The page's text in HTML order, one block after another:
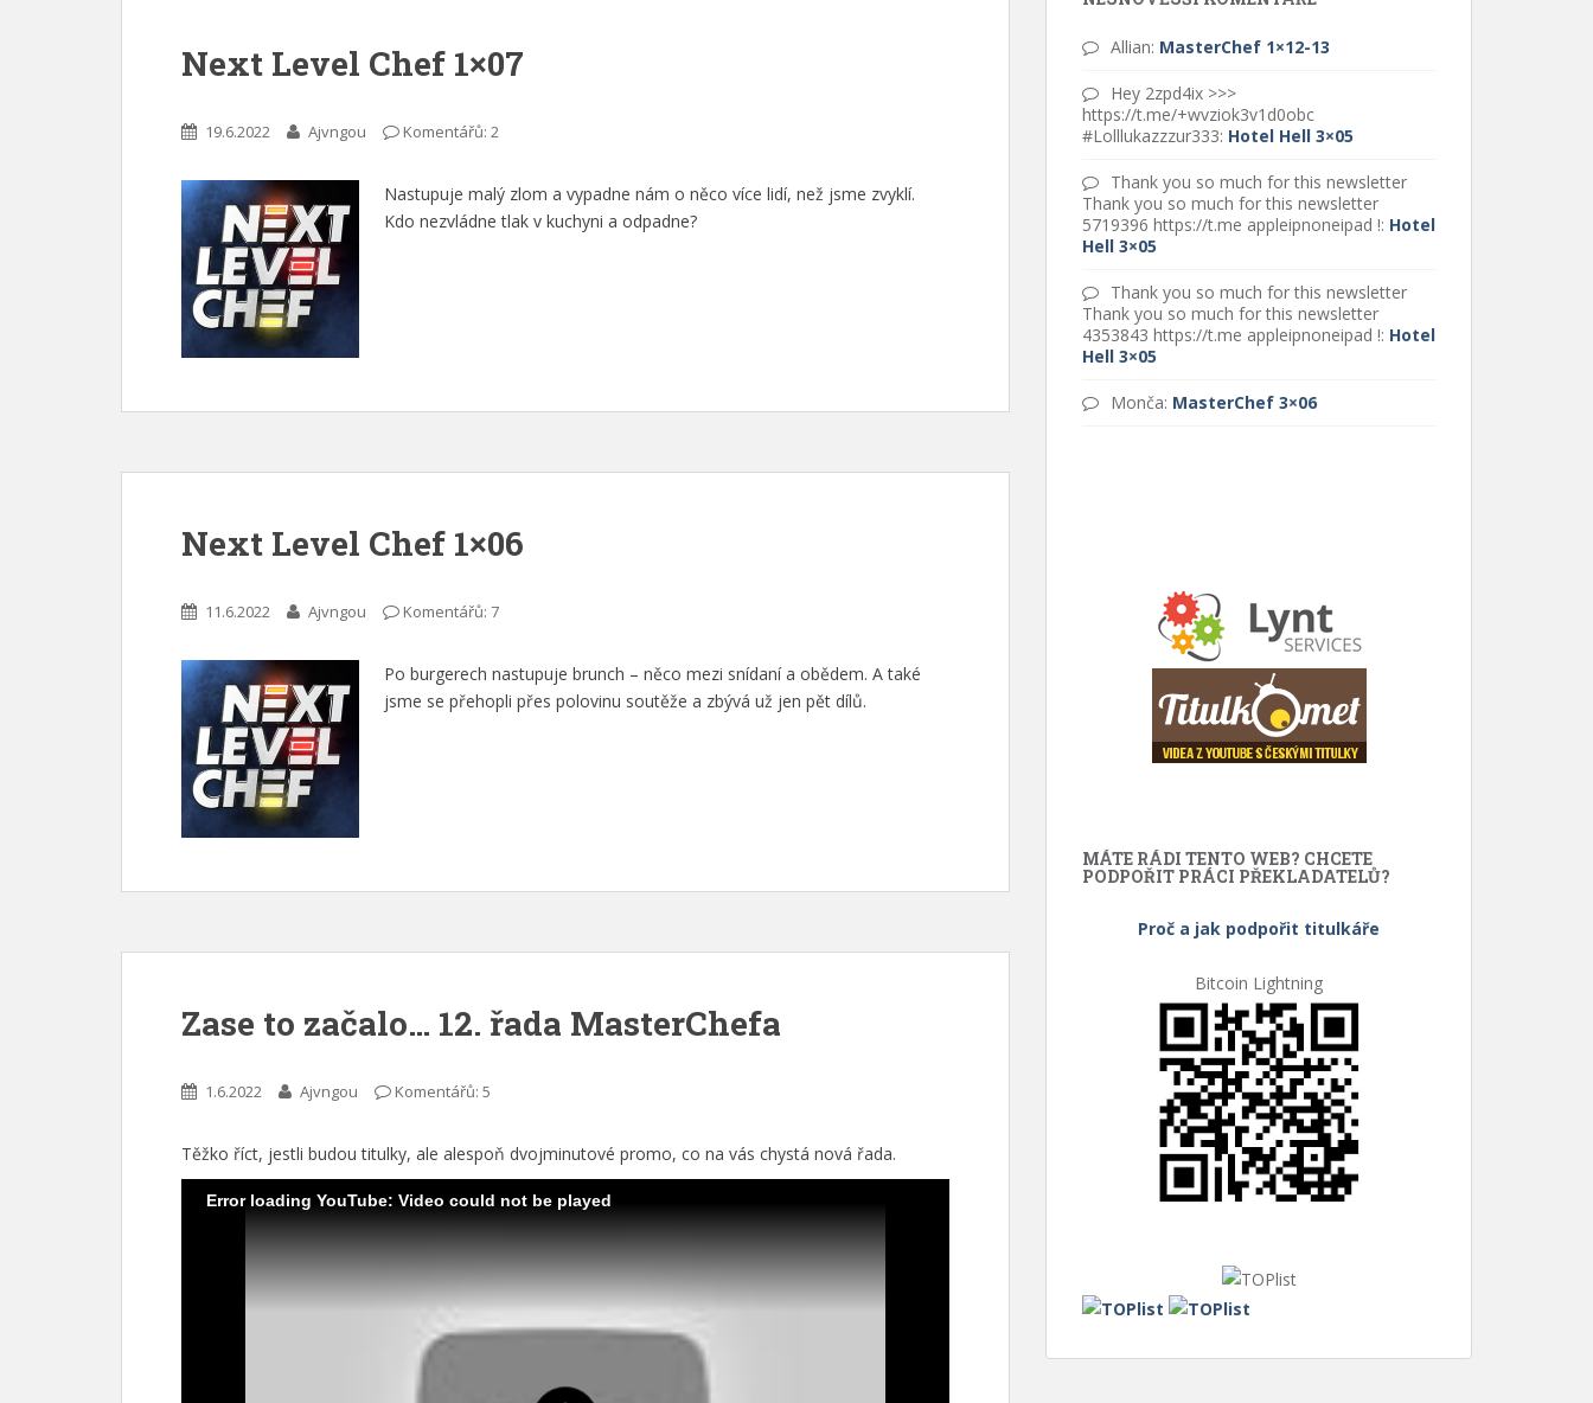
Next Level Chef 1×07
19.6.2022 Ajvngou Komentářů: 2
Nastupuje malý zlom a vypadne nám o něco více lidí, než jsme zvyklí.
Kdo nezvládne tlak v kuchyni a odpadne?
Next Level Chef 1×06
11.6.2022 Ajvngou Komentářů: 7
Po burgerech nastupuje brunch – něco mezi snídaní a obědem. A také
jsme se přehopli přes polovinu soutěže a zbývá už jen pět dílů.
Zase to začalo… 12. řada MasterChefa
1.6.2022 Ajvngou Komentářů: 5
Těžko říct, jestli budou titulky, ale alespoň dvojminutové promo, co na vás chystá nová řada.
Error loading YouTube: Video could not be played
Allian: MasterChef 1×12-13
Hey 2zpd4ix >>>
https://t.me/+wvziok3v1d0obc
#Lolllukazzzur333: Hotel Hell 3×05
Thank you so much for this newsletter
Thank you so much for this newsletter
5719396 https://t.me appleipnoneipad !: Hotel
Hell 3×05
Thank you so much for this newsletter
Thank you so much for this newsletter
4353843 https://t.me appleipnoneipad !: Hotel
Hell 3×05
Monča: MasterChef 3×06
MÁTE RÁDI TENTO WEB? CHCETE
PODPOŘIT PRÁCI PŘEKLADATELŮ?
Proč a jak podpořit titulkáře
Bitcoin Lightning